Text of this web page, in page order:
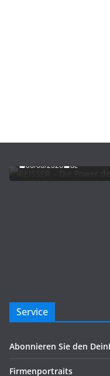
REISSER – Die
06/08/2026 dc
Service
Abonnieren Sie den
Firmenportraits